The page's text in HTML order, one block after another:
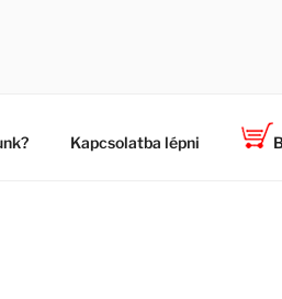
Kapcsolatba lépni